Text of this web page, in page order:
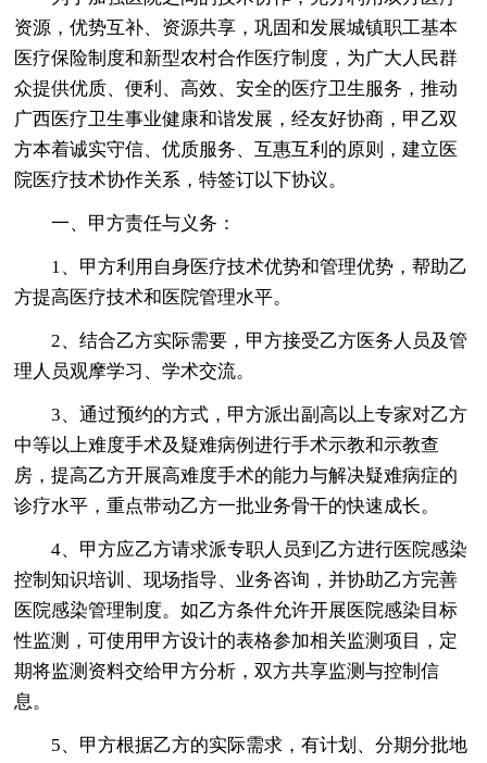
资源，优势互补、资源共享，巩固和发展城镇职工基本
医疗保险制度和新型农村合作医疗制度，为广大人民群
众提供优质、便利、高效、安全的医疗卫生服务，推动
广西医疗卫生事业健康和谐发展，经友好协商，甲乙双
方本着诚实守信、优质服务、互惠互利的原则，建立医
院医疗技术协作关系，特签订以下协议。
一、甲方责任与义务：
1、甲方利用自身医疗技术优势和管理优势，帮助乙
方提高医疗技术和医院管理水平。
2、结合乙方实际需要，甲方接受乙方医务人员及管
理人员观摩学习、学术交流。
3、通过预约的方式，甲方派出副高以上专家对乙方
中等以上难度手术及疑难病例进行手术示教和示教查
房，提高乙方开展高难度手术的能力与解决疑难病症的
诊疗水平，重点带动乙方一批业务骨干的快速成长。
4、甲方应乙方请求派专职人员到乙方进行医院感染
控制知识培训、现场指导、业务咨询，并协助乙方完善
医院感染管理制度。如乙方条件允许开展医院感染目标
性监测，可使用甲方设计的表格参加相关监测项目，定
期将监测资料交给甲方分析，双方共享监测与控制信
息。
5、甲方根据乙方的实际需求，有计划、分期分批地